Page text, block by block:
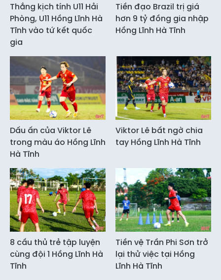
Thắng kịch tính U11 Hải
Phòng, U11 Hồng Lĩnh Hà
Tĩnh vào tứ kết quốc
gia
Tiền đạo Brazil trị giá
hơn 9 tỷ đồng gia nhập
Hồng Lĩnh Hà Tĩnh
Dấu ấn của Viktor Lê
trong màu áo Hồng Lĩnh
Hà Tĩnh
Viktor Lê bất ngờ chia
tay Hồng Lĩnh Hà Tĩnh
8 cầu thủ trẻ tập luyện
cùng đội 1 Hồng Lĩnh Hà
Tĩnh
Tiền vệ Trần Phi Sơn trở
lại thử việc tại Hồng
Lĩnh Hà Tĩnh